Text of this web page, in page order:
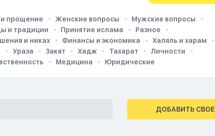
и прощение Женские вопросы
Мужские вопросы
и традиции Принятие ислама
Разное
и никах
Финансы и экономика
Халяль и харам
Ураза Закят Хадж Тахарат
Личности
Медицина Юридические
ДОБАВИТЬ СВОЕ